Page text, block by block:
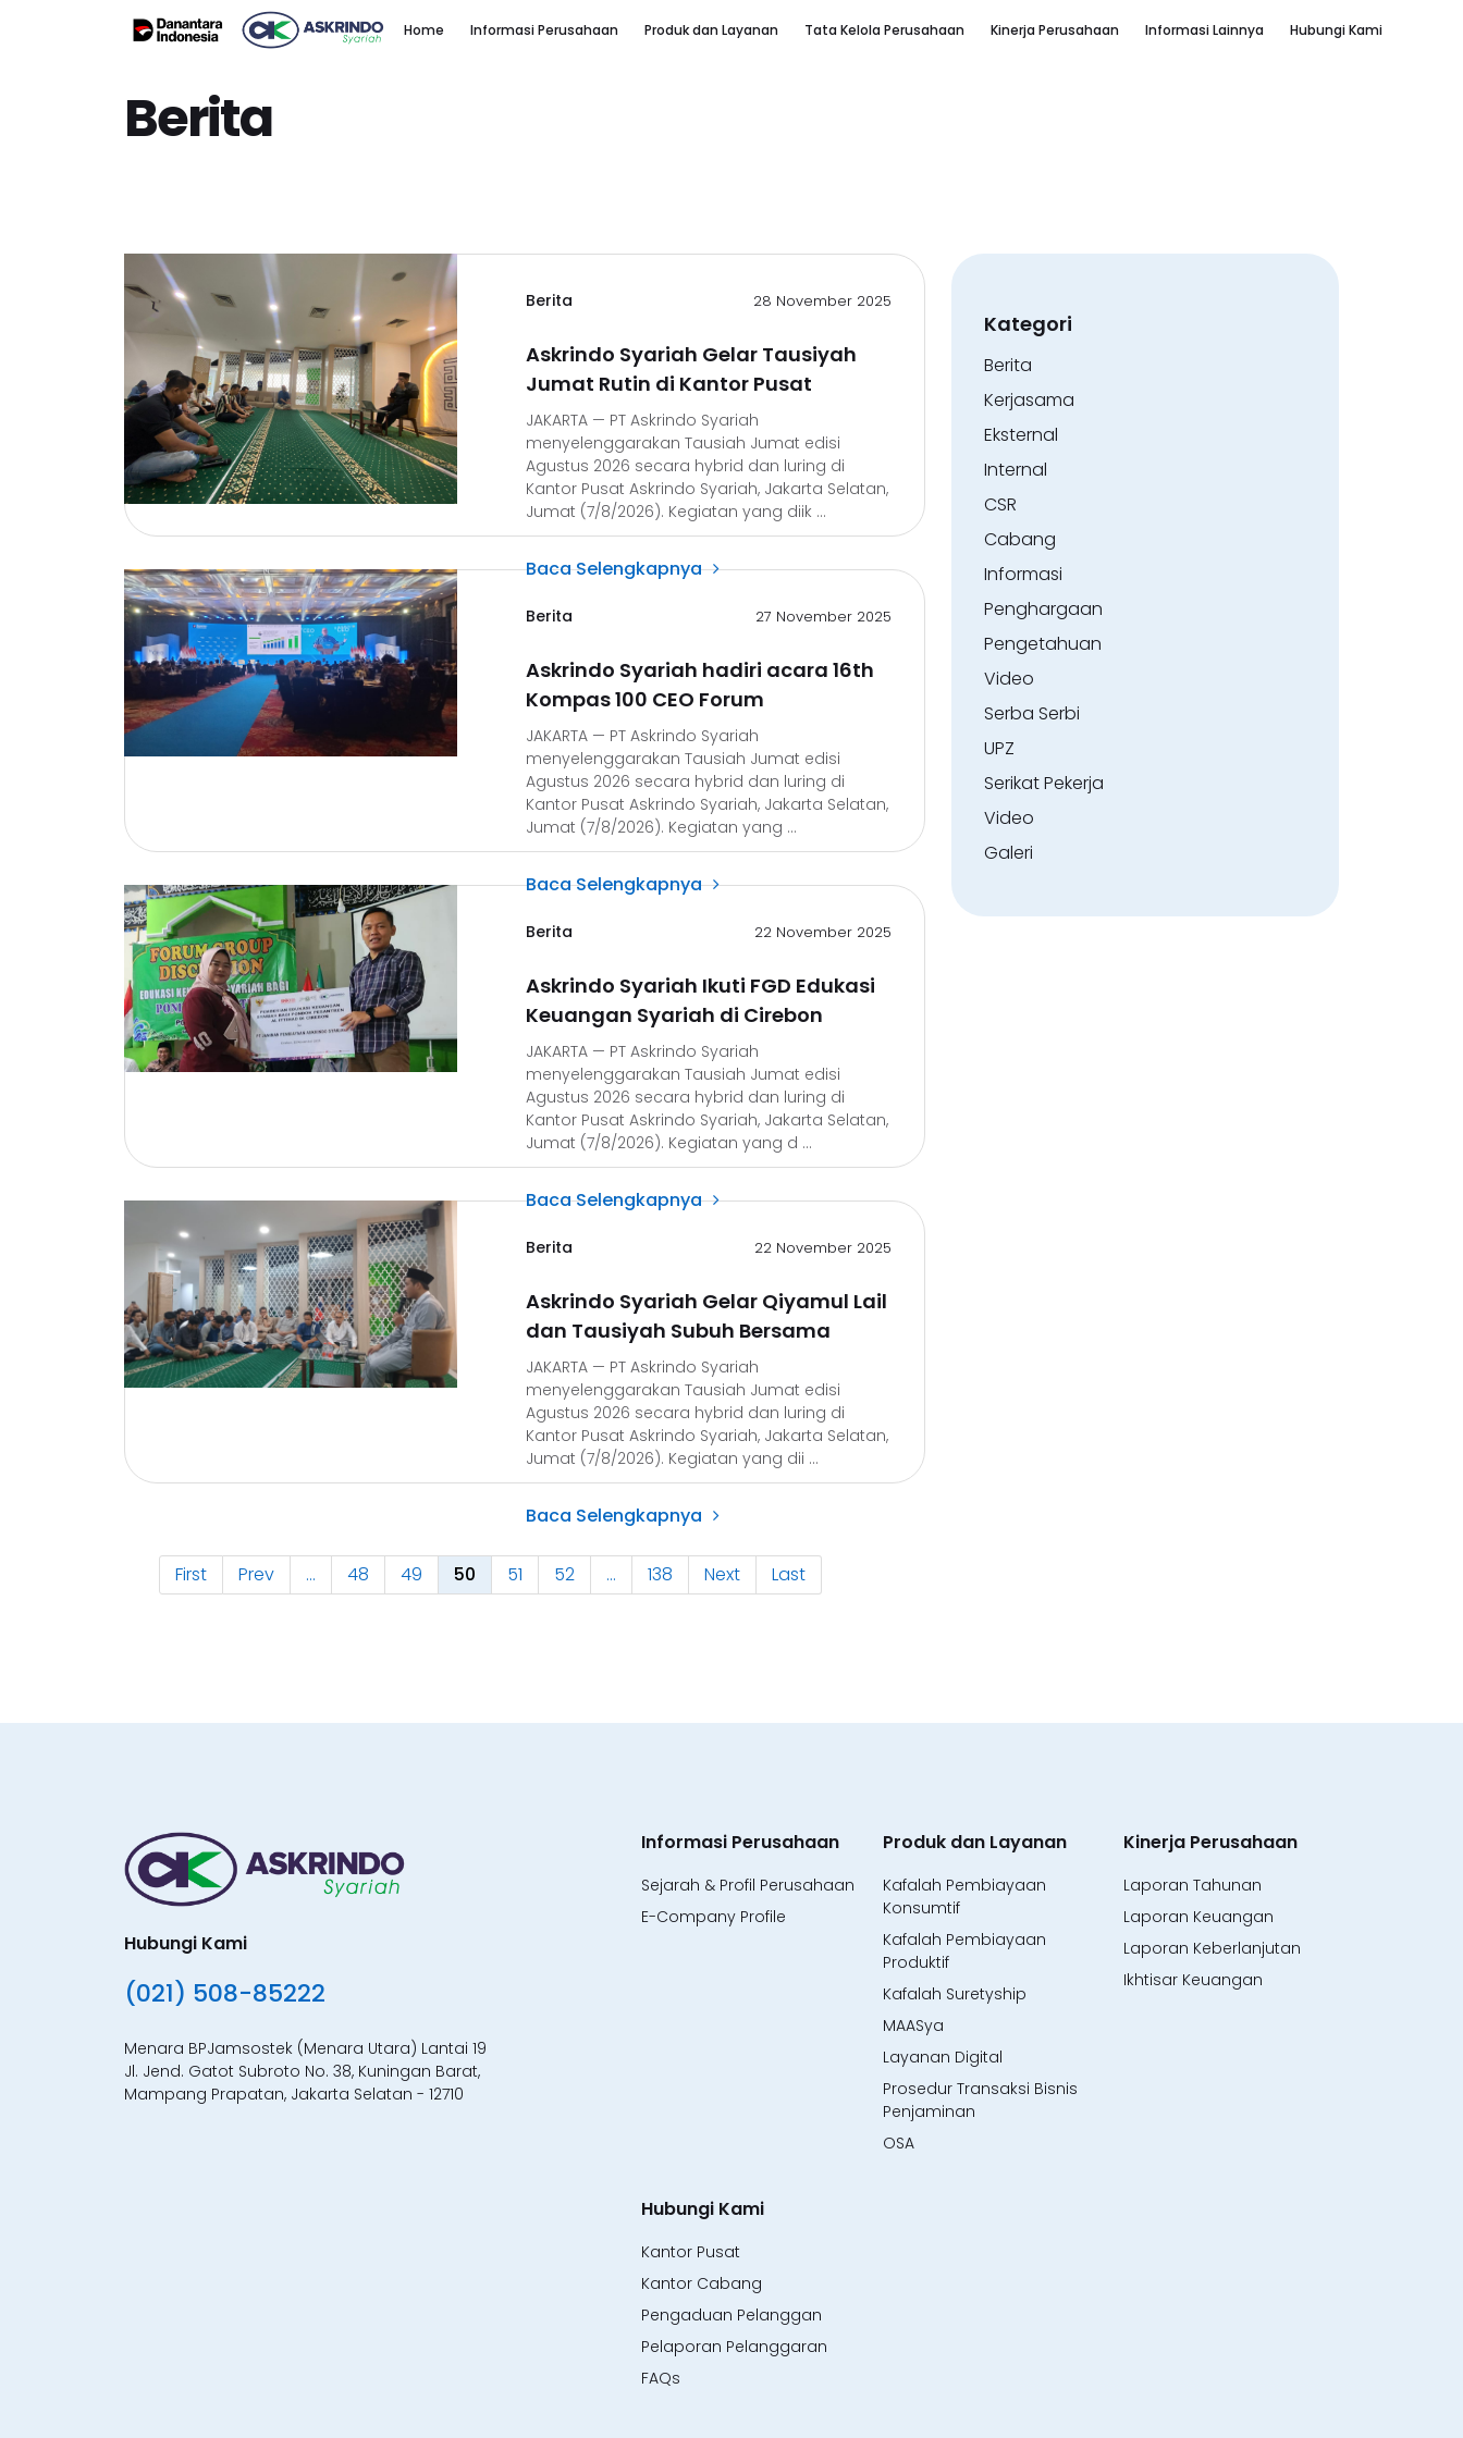
Home Informasi Perusahaan Produk dan Layanan Tata Kelola Perusahaan Kinerja Perusahaan Informasi Lainnya Hubungi Kami
Berita
Berita 28 November 2025
Askrindo Syariah Gelar Tausiyah
Jumat Rutin di Kantor Pusat
JAKARTA — PT Askrindo Syariah
menyelenggarakan Tausiah Jumat edisi
Agustus 2026 secara hybrid dan luring di
Kantor Pusat Askrindo Syariah, Jakarta Selatan,
Jumat (7/8/2026). Kegiatan yang diik ...
Baca Selengkapnya
Berita 27 November 2025
Askrindo Syariah hadiri acara 16th
Kompas 100 CEO Forum
JAKARTA — PT Askrindo Syariah
menyelenggarakan Tausiah Jumat edisi
Agustus 2026 secara hybrid dan luring di
Kantor Pusat Askrindo Syariah, Jakarta Selatan,
Jumat (7/8/2026). Kegiatan yang ...
Baca Selengkapnya
Berita 22 November 2025
Askrindo Syariah Ikuti FGD Edukasi
Keuangan Syariah di Cirebon
JAKARTA — PT Askrindo Syariah
menyelenggarakan Tausiah Jumat edisi
Agustus 2026 secara hybrid dan luring di
Kantor Pusat Askrindo Syariah, Jakarta Selatan,
Jumat (7/8/2026). Kegiatan yang d ...
Baca Selengkapnya
Berita 22 November 2025
Askrindo Syariah Gelar Qiyamul Lail
dan Tausiyah Subuh Bersama
JAKARTA — PT Askrindo Syariah
menyelenggarakan Tausiah Jumat edisi
Agustus 2026 secara hybrid dan luring di
Kantor Pusat Askrindo Syariah, Jakarta Selatan,
Jumat (7/8/2026). Kegiatan yang dii ...
Baca Selengkapnya
First Prev ... 48 49 50 51 52 ... 138 Next Last
Kategori
Berita
Kerjasama
Eksternal
Internal
CSR
Cabang
Informasi
Penghargaan
Pengetahuan
Video
Serba Serbi
UPZ
Serikat Pekerja
Video
Galeri
Hubungi Kami
(021) 508-85222
Menara BPJamsostek (Menara Utara) Lantai 19
Jl. Jend. Gatot Subroto No. 38, Kuningan Barat,
Mampang Prapatan, Jakarta Selatan - 12710
Informasi Perusahaan
Sejarah & Profil Perusahaan
E-Company Profile
Produk dan Layanan
Kafalah Pembiayaan
Konsumtif
Kafalah Pembiayaan
Produktif
Kafalah Suretyship
MAASya
Layanan Digital
Prosedur Transaksi Bisnis
Penjaminan
OSA
Kinerja Perusahaan
Laporan Tahunan
Laporan Keuangan
Laporan Keberlanjutan
Ikhtisar Keuangan
Hubungi Kami
Kantor Pusat
Kantor Cabang
Pengaduan Pelanggan
Pelaporan Pelanggaran
FAQs